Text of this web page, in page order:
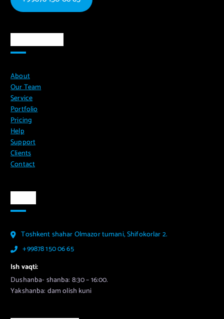
About
Our Team
Service
Portfolio
Pricing
Help
Support
Clients
Contact
Toshkent shahar Olmazor tumani, Shifokorlar 2.
+99878 150 06 65
Ish vaqti:
Dushanba- shanba: 8:30 – 16:00.
Yakshanba: dam olish kuni